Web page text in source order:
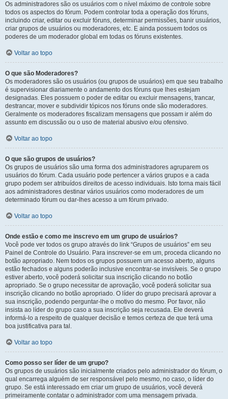
Os administradores são os usuários com o nível máximo de controle sobre
todos os aspectos do fórum. Podem controlar toda a operação dos fóruns,
incluindo criar, editar ou excluir fóruns, determinar permissões, banir usuários,
criar grupos de usuários ou moderadores, etc. E ainda possuem todos os
poderes de um moderador global em todas os fóruns existentes.
Voltar ao topo
O que são Moderadores?
Os moderadores são os usuários (ou grupos de usuários) em que seu trabalho
é supervisionar diariamente o andamento dos fóruns que lhes estejam
designadas. Eles possuem o poder de editar ou excluir mensagens, trancar,
destrancar, mover e subdividir tópicos nos fóruns onde são moderadores.
Geralmente os moderadores fiscalizam mensagens que possam ir além do
assunto em discussão ou o uso de material abusivo e/ou ofensivo.
Voltar ao topo
O que são grupos de usuários?
Os grupos de usuários são uma forma dos administradores agruparem os
usuários do fórum. Cada usuário pode pertencer a vários grupos e a cada
grupo podem ser atribuídos direitos de acesso individuais. Isto torna mais fácil
aos administradores destinar vários usuários como moderadores de um
determinado fórum ou dar-lhes acesso a um fórum privado.
Voltar ao topo
Onde estão e como me inscrevo em um grupo de usuários?
Você pode ver todos os grupo através do link “Grupos de usuários” em seu
Painel de Controle do Usuário. Para inscrever-se em um, proceda clicando no
botão apropriado. Nem todos os grupos possuem um acesso aberto, alguns
estão fechados e alguns poderão inclusive encontrar-se invisíveis. Se o grupo
estiver aberto, você poderá solicitar sua inscrição clicando no botão
apropriado. Se o grupo necessitar de aprovação, você poderá solicitar sua
inscrição clicando no botão apropriado. O líder do grupo precisará aprovar a
sua inscrição, podendo perguntar-lhe o motivo do mesmo. Por favor, não
insista ao líder do grupo caso a sua inscrição seja recusada. Ele deverá
informá-lo a respeito de qualquer decisão e temos certeza de que terá uma
boa justificativa para tal.
Voltar ao topo
Como posso ser líder de um grupo?
Os grupos de usuários são inicialmente criados pelo administrador do fórum, o
qual encarrega alguém de ser responsável pelo mesmo, no caso, o líder do
grupo. Se está interessado em criar um grupo de usuários, você deverá
primeiramente contatar o administrador com uma mensagem privada.